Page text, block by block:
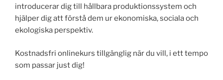
introducerar dig till hållbara produktionssystem och
hjälper dig att förstå dem ur ekonomiska, sociala och
ekologiska perspektiv.
Kostnadsfri onlinekurs tillgänglig när du vill, i ett tempo
som passar just dig!